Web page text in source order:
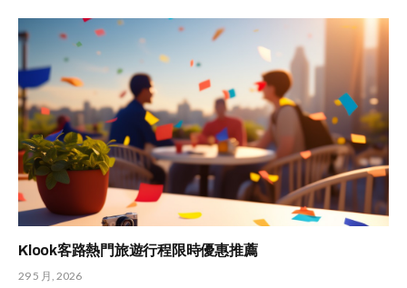
Klook客路熱門旅遊行程限時優惠推薦
29 5 月, 2026